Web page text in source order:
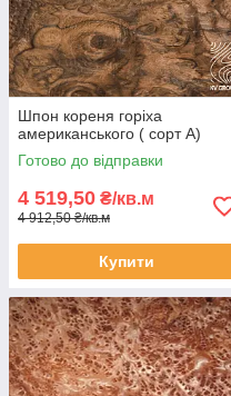
Шпон кореня горіха
американського ( сорт А)
Готово до відправки
4 519,50 ₴/кв.м
4 912,50 ₴/кв.м
Купити